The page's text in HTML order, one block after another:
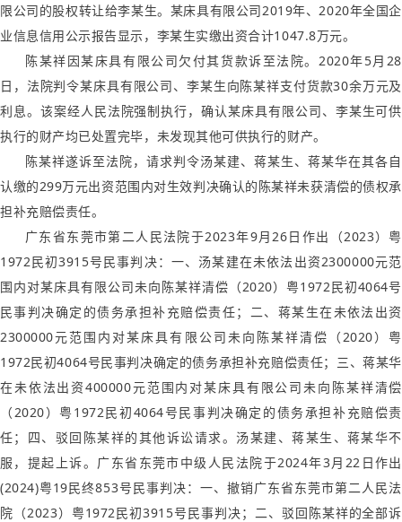
限公司的股权转让给李某生。某床具有限公司2019年、2020年全国企
业信息信用公示报告显示，李某生实缴出资合计1047.8万元。
陈某祥因某床具有限公司欠付其货款诉至法院。2020年5月28
日，法院判令某床具有限公司、李某生向陈某祥支付货款30余万元及
利息。 该案经人民法院强制执行，确认某床具有限公司、李某生可供
执行的财产均已处置完毕，未发现其他可供执行的财产。
陈某祥遂诉至法院，请求判令汤某建、蒋某生、蒋某华在其各自
认缴的299万元出资范围内对生效判决确认的陈某祥未获清偿的债权承
担补充赔偿责任。
广东省东莞市第二人民法院于2023年9月26日作出（2023）粤
1972民初3915号民事判决：一、汤某建在未依法出资2300000元范
围内对某床具有限公司未向陈某祥清偿（2020）粤1972民初4064号
民事判决确定的债务承担补充赔偿责任；二、蒋某生在未依法出资
2300000元范围内对某床具有限公司未向陈某祥清偿（2020）粤
1972民初4064号民事判决确定的债务承担补充赔偿责任；三、蒋某华
在未依法出资400000元范围内对某床具有限公司未向陈某祥清偿
（2020）粤1972民初4064号民事判决确定的债务承担补充赔偿责
任；四、驳回陈某祥的其他诉讼请求。汤某建、蒋某生、蒋某华不
服，提起上诉。广东省东莞市中级人民法院于2024年3月22日作出
(2024)粤19民终853号民事判决：一、撤销广东省东莞市第二人民法
院（2023）粤1972民初3915号民事判决；二、驳回陈某祥的全部诉